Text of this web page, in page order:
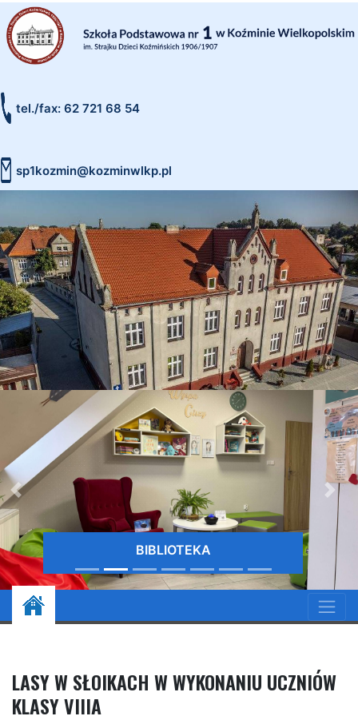
tel./fax: 62 721 68 54
sp1kozmin@kozminwlkp.pl
BIBLIOTEKA
LASY W SŁOIKACH W WYKONANIU UCZNIÓW
KLASY VIIIA